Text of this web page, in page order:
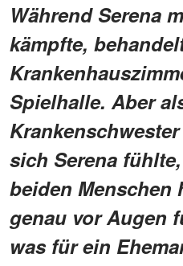
Während Serena
kämpfte,
Spielhalle. Aber
sich Serena
beiden Menschen
genau vor Augen
was für ein